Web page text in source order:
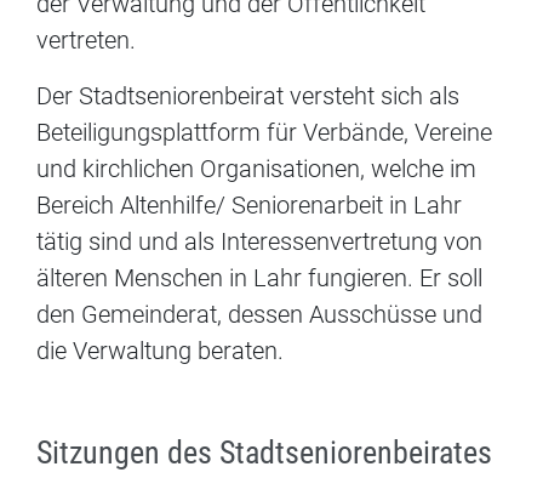
vertreten.
Der Stadtseniorenbeirat versteht sich als
Beteiligungsplattform für Verbände, Vereine
und kirchlichen Organisationen, welche im
Bereich Altenhilfe/ Seniorenarbeit in Lahr
tätig sind und als Interessenvertretung von
älteren Menschen in Lahr fungieren. Er soll
den Gemeinderat, dessen Ausschüsse und
die Verwaltung beraten.
Sitzungen des Stadtseniorenbeirates